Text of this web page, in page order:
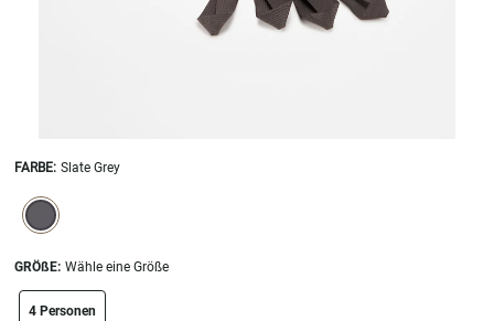
FARBE: Slate Grey
SELECTION WILL REFRESH THE PAGE WITH NEW RESULTS.
selected
GRÖßE: Wähle eine Größe
size swatch
4 Personen